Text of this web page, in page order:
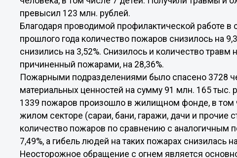
превысил 123 млн. рублей.
Благодаря проводимой профилактической работе
прошлого года количество пожаров снизилось на
снизились на 3,52%. Снизилось и количество
причиненный пожарами, на 28,36%.
Пожарными подразделениями было спасено 3728
материальных ценностей на сумму 91 млн. 165 тыс.
1339 пожаров произошло в жилищном фонде, в
жилом секторе (сараи, бани, гаражи, дачи и
количество пожаров по сравнению с аналогичным
7,49%, а гибель людей на таких пожарах снизилась
Неосторожное обращение с огнем является